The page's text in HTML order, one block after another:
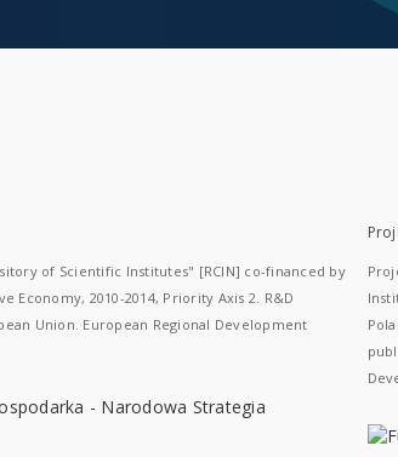
of Scientific Institutes" [RCIN] co-financed by
Economy, 2010-2014, Priority Axis 2. R&D
Union. European Regional Development